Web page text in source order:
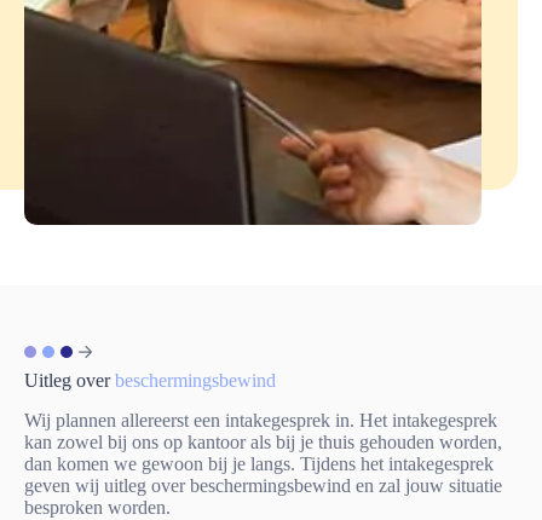
Uitleg overbeschermingsbewind
Wij plannen allereerst een intakegesprek in. Het intakegesprek
kan zowel bij ons op kantoor als bij je thuis gehouden worden,
dan komen we gewoon bij je langs. Tijdens het intakegesprek
geven wij uitleg over beschermingsbewind en zal jouw situatie
besproken worden.